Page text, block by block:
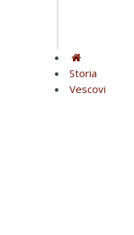
Storia
Vescovi